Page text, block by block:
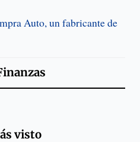
Auto, un fabricante de
visto